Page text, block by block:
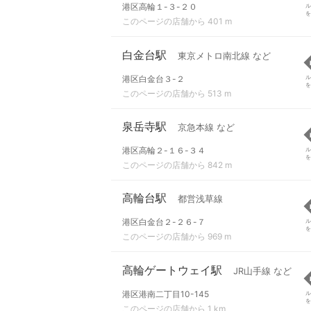
港区高輪１-３-２０
このページの店舗から 401 m
白金台駅 東京メトロ南北線 など
港区白金台３-２
このページの店舗から 513 m
泉岳寺駅 京急本線 など
港区高輪２-１６-３４
このページの店舗から 842 m
高輪台駅 都営浅草線
港区白金台２-２６-７
このページの店舗から 969 m
高輪ゲートウェイ駅 JR山手線 など
港区港南二丁目10-145
このページの店舗から 1 km